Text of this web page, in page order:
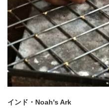
インド・Noah's Ark